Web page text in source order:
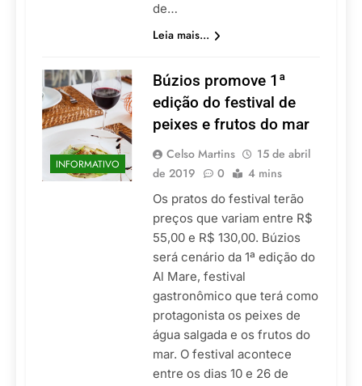
de…
Leia mais...
INFORMATIVO
Búzios promove 1ª
edição do festival de
peixes e frutos do mar
Celso Martins
15 de abril
de 2019
0 4 mins
Os pratos do festival terão
preços que variam entre R$
55,00 e R$ 130,00. Búzios
será cenário da 1ª edição do
Al Mare, festival
gastronômico que terá como
protagonista os peixes de
água salgada e os frutos do
mar. O festival acontece
entre os dias 10 e 26 de